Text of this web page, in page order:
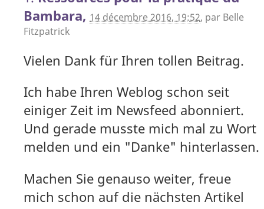
Bambara, 14 décembre 2016, 19:52, par Belle
Fitzpatrick
Vielen Dank für Ihren tollen Beitrag.
Ich habe Ihren Weblog schon seit
einiger Zeit im Newsfeed abonniert.
Und gerade musste mich mal zu Wort
melden und ein "Danke" hinterlassen.
Machen Sie genauso weiter, freue
mich schon auf die nächsten Artikel